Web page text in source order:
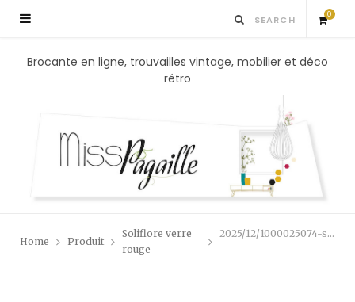
0
S
p
Brocante en ligne, trouvailles vintage, mobilier et déco
rétro
Home Produit
Soliflore verre
rouge
2025/12/1000025074-scaled.jpg